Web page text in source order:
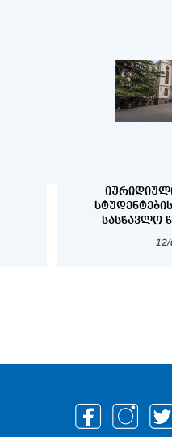
ᲡᲐᲡᲬᲐᲕᲚᲝ
12/